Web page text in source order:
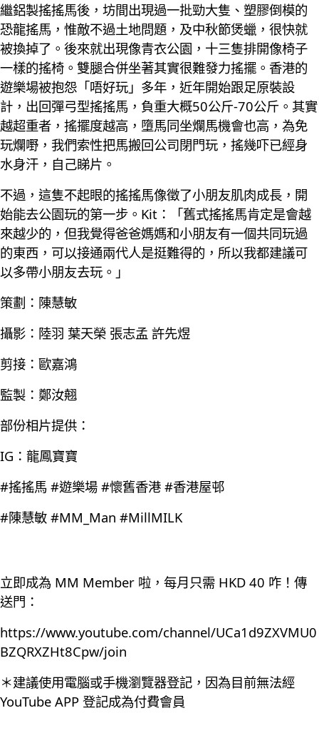
繼鋁製搖搖馬後，坊間出現過一批勁大隻、塑膠倒模的
恐龍搖馬，惟敵不過土地問題，及中秋節煲蠟，很快就
被換掉了。後來就出現像青衣公園，十三隻排開像椅子
一樣的搖椅。雙腿合併坐著其實很難發力搖擺。香港的
遊樂場被抱怨「唔好玩」多年，近年開始跟足原裝設
計，出回彈弓型搖搖馬，負重大概50公斤-70公斤。其實
越超重者，搖擺度越高，墮馬同坐爛馬機會也高，為免
玩爛嘢，我們索性把馬搬回公司閉門玩，搖幾吓已經身
水身汗，自己睇片。
不過，這隻不起眼的搖搖馬像徵了小朋友肌肉成長，開
始能去公園玩的第一步。Kit：「舊式搖搖馬肯定是會越
來越少的，但我覺得爸爸媽媽和小朋友有一個共同玩過
的東西，可以接通兩代人是挺難得的，所以我都建議可
以多帶小朋友去玩。」
策劃：陳慧敏
攝影：陸羽 葉天榮 張志孟 許先煜
剪接：歐嘉鴻
監製：鄭汝翹
部份相片提供：
IG：龍鳳寶寶
#搖搖馬 #遊樂場 #懷舊香港 #香港屋邨
#陳慧敏 #MM_Man #MillMILK
立即成為 MM Member 啦，每月只需 HKD 40 咋！傳
送門：
https://www.youtube.com/channel/UCa1d9ZXVMU0
BZQRXZHt8Cpw/join
＊建議使用電腦或手機瀏覽器登記，因為目前無法經
YouTube APP 登記成為付費會員